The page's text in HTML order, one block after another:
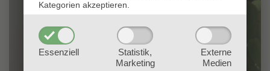
Kategorien akzeptieren.
Essenziell
Statistik,
Marketing
Externe
Medien